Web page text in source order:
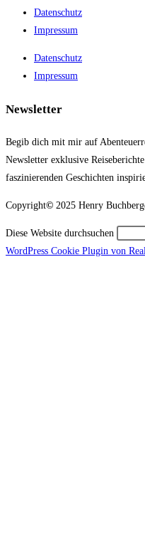
Datenschutz
Impressum
Datenschutz
Impressum
Newsletter
Begib dich mit mir auf
Newsletter exklusive
faszinierenden Geschichten
Copyright© 2025 Henry
Diese Website durchsuchen
WordPress Cookie Plugin von